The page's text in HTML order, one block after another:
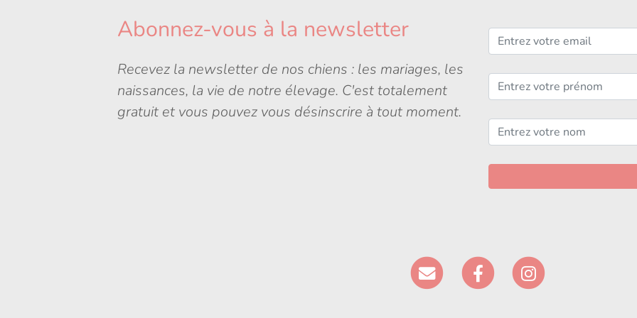
Abonnez-vous à la newsletter
Recevez la newsletter de nos chiens : les mariages, les
naissances, la vie de notre élevage. C'est totalement
gratuit et vous pouvez vous désinscrire à tout moment.